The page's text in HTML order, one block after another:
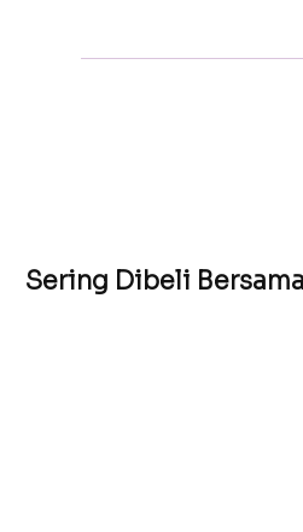
Sering Dibeli Bersama